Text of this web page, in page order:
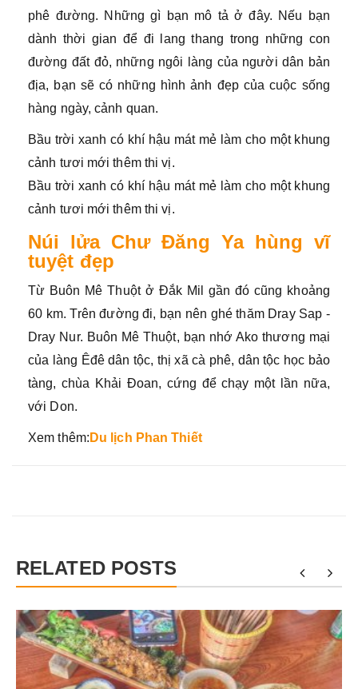
phê đường. Những gì bạn mô tả ở đây. Nếu bạn
dành thời gian để đi lang thang trong những con
đường đất đỏ, những ngôi làng của người dân bản
địa, bạn sẽ có những hình ảnh đẹp của cuộc sống
hàng ngày, cảnh quan.
Bầu trời xanh có khí hậu mát mẻ làm cho một khung
cảnh tươi mới thêm thi vị.
Bầu trời xanh có khí hậu mát mẻ làm cho một khung
cảnh tươi mới thêm thi vị.
Núi lửa Chư Đăng Ya hùng vĩ
tuyệt đẹp
Từ Buôn Mê Thuột ở Đắk Mil gần đó cũng khoảng
60 km. Trên đường đi, bạn nên ghé thăm Dray Sap -
Dray Nur. Buôn Mê Thuột, bạn nhớ Ako thương mại
của làng Êđê dân tộc, thị xã cà phê, dân tộc học bảo
tàng, chùa Khải Đoan, cứng để chạy một lần nữa,
với Don.
Xem thêm: Du lịch Phan Thiết
RELATED POSTS